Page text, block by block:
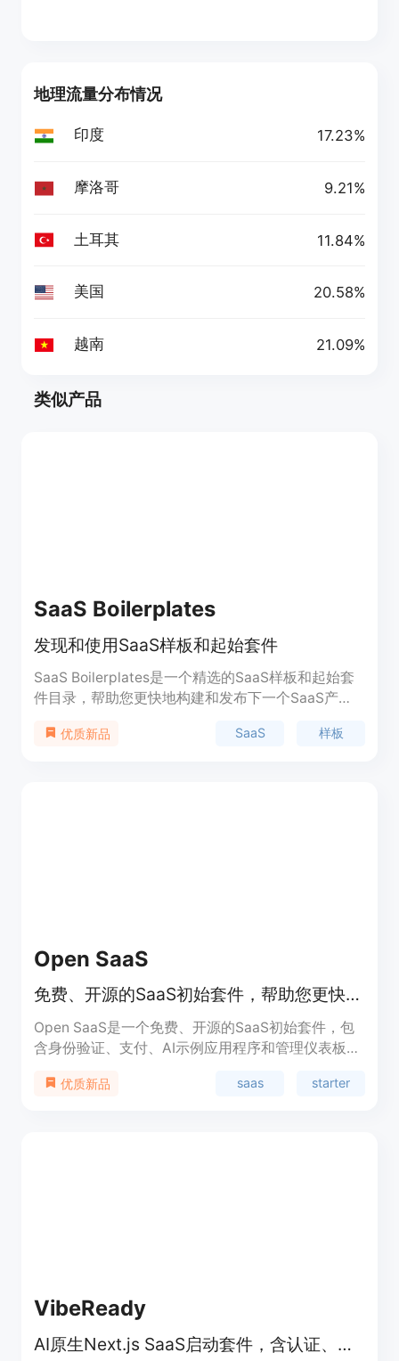
地理流量分布情况
印度 17.23%
摩洛哥 9.21%
土耳其 11.84%
美国 20.58%
越南 21.09%
类似产品
SaaS Boilerplates
发现和使用SaaS样板和起始套件
SaaS Boilerplates是一个精选的SaaS样板和起始套
件目录，帮助您更快地构建和发布下一个SaaS产
势、定价、定位等信息。
优质新品 SaaS 样板
Open SaaS
免费、开源的SaaS初始套件，帮助您更快地构建和推出SaaS应用程序。
Open SaaS是一个免费、开源的SaaS初始套件，包
含身份验证、支付、AI示例应用程序和管理仪表板等
用程序的便利。
优质新品 saas starter
VibeReady
AI原生Next.js SaaS启动套件，含认证、计费等，从149美元起